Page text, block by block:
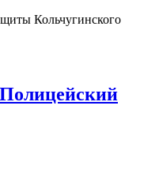
Кольчугинского